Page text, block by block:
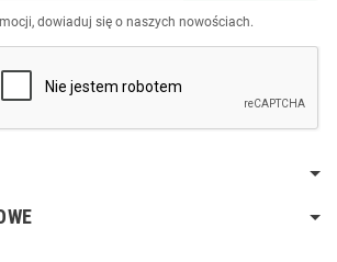
dowiaduj się o naszych nowościach.